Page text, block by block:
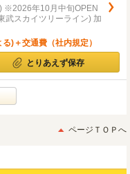
※2026年10月中旬OPEN
武スカイツリーライン) 加
)＋交通費（社内規定）
とりあえず保存
ページＴＯＰへ